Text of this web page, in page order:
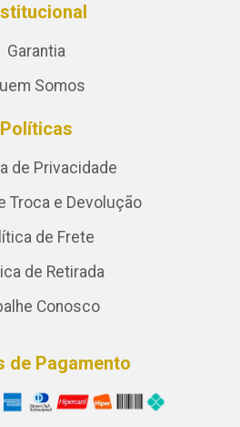
Garantia
Somos
Políticas
de Privacidade
Troca e Devolução
de Frete
de Retirada
Conosco
de Pagamento